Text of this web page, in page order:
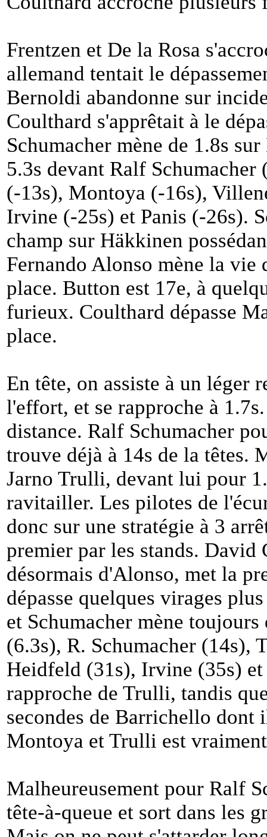
Frentzen et De la Rosa
allemand tentait le
Bernoldi abandonne sur
Coulthard s'apprêtait à le
Schumacher mène de 1.8s
5.3s devant Ralf
(-13s), Montoya (-16s),
Irvine (-25s) et Panis (-26s).
champ sur Häkkinen
Fernando Alonso mène la
place. Button est 17e, à
furieux. Coulthard dépasse
place.
En tête, on assiste à un léger
l'effort, et se rapproche à
distance. Ralf Schumacher
trouve déjà à 14s de la têtes.
Jarno Trulli, devant lui pour
ravitailler. Les pilotes de
donc sur une stratégie à 3
premier par les stands.
désormais d'Alonso, met la
dépasse quelques virages
et Schumacher mène
(6.3s), R. Schumacher
Heidfeld (31s), Irvine (35s)
rapproche de Trulli, tandis
secondes de Barrichello dont
Montoya et Trulli est
Malheureusement pour Ralf
tête-à-queue et sort dans les